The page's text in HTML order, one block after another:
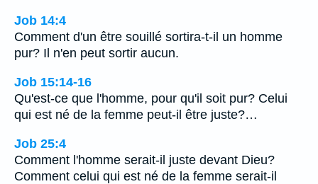
Job 14:4
Comment d'un être souillé sortira-t-il un homme
pur? Il n'en peut sortir aucun.
Job 15:14-16
Qu'est-ce que l'homme, pour qu'il soit pur? Celui
qui est né de la femme peut-il être juste?…
Job 25:4
Comment l'homme serait-il juste devant Dieu?
Comment celui qui est né de la femme serait-il